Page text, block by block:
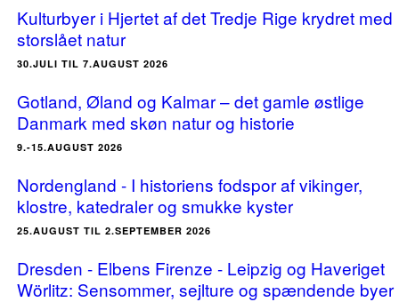
Kulturbyer i Hjertet af det Tredje Rige krydret med
storslået natur
30.JULI TIL 7.AUGUST 2026
Gotland, Øland og Kalmar – det gamle østlige
Danmark med skøn natur og historie
9.-15.AUGUST 2026
Nordengland - I historiens fodspor af vikinger,
klostre, katedraler og smukke kyster
25.AUGUST TIL 2.SEPTEMBER 2026
Dresden - Elbens Firenze - Leipzig og Haveriget
Wörlitz: Sensommer, sejlture og spændende byer